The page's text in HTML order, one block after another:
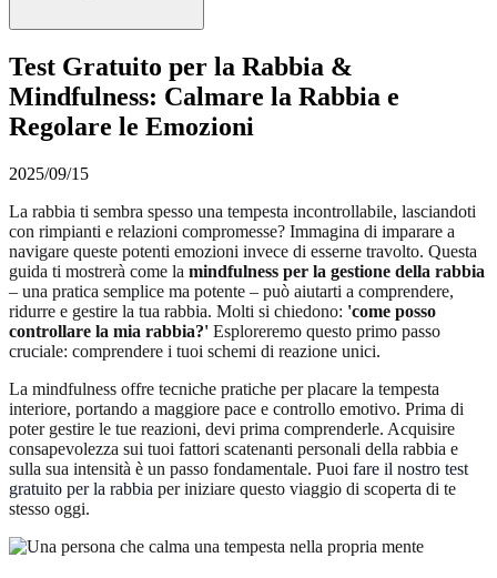
Test Gratuito per la Rabbia &
Mindfulness: Calmare la Rabbia e
Regolare le Emozioni
2025/09/15
La rabbia ti sembra spesso una tempesta incontrollabile, lasciandoti
con rimpianti e relazioni compromesse? Immagina di imparare a
navigare queste potenti emozioni invece di esserne travolto. Questa
guida ti mostrerà come la mindfulness per la gestione della rabbia
– una pratica semplice ma potente – può aiutarti a comprendere,
ridurre e gestire la tua rabbia. Molti si chiedono: 'come posso
controllare la mia rabbia?' Esploreremo questo primo passo
cruciale: comprendere i tuoi schemi di reazione unici.
La mindfulness offre tecniche pratiche per placare la tempesta
interiore, portando a maggiore pace e controllo emotivo. Prima di
poter gestire le tue reazioni, devi prima comprenderle. Acquisire
consapevolezza sui tuoi fattori scatenanti personali della rabbia e
sulla sua intensità è un passo fondamentale. Puoi fare il nostro test
gratuito per la rabbia per iniziare questo viaggio di scoperta di te
stesso oggi.